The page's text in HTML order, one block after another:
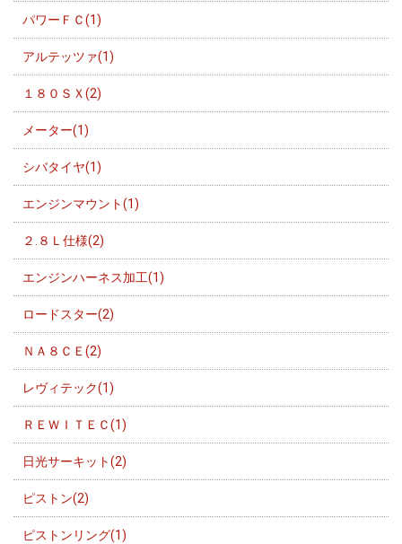
パワーＦＣ(1)
アルテッツァ(1)
１８０ＳＸ(2)
メーター(1)
シバタイヤ(1)
エンジンマウント(1)
２.８Ｌ仕様(2)
エンジンハーネス加工(1)
ロードスター(2)
ＮＡ８ＣＥ(2)
レヴィテック(1)
ＲＥＷＩＴＥＣ(1)
日光サーキット(2)
ピストン(2)
ピストンリング(1)